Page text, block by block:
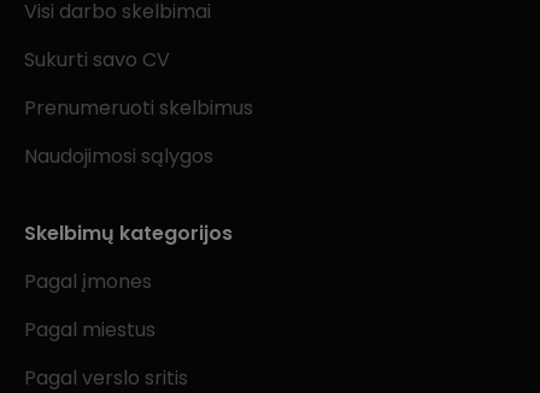
Visi darbo skelbimai
Sukurti savo CV
Prenumeruoti skelbimus
Naudojimosi sąlygos
Skelbimų kategorijos
Pagal įmones
Pagal miestus
Pagal verslo sritis